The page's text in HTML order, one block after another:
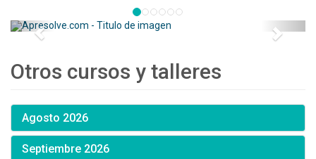
Otros cursos y talleres
Agosto 2026
Septiembre 2026